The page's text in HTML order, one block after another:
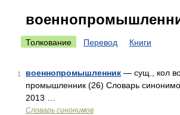
Толкование Перевод Книги
1 военнопромышленник — сущ., кол
промышленник (26) Словарь
2013 …
Словарь синонимов